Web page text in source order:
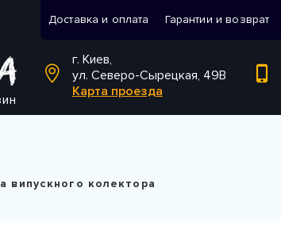
Доставка и оплата Гарантии и возврат
г. Киев,
ул. Северо-Сырецкая, 49В
Карта проезда
випускного колектора